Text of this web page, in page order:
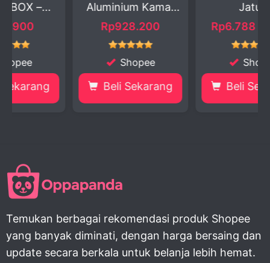
Aluminium Kamar
Mandi 7...
Rp928.200
Beli Sekarang
Rp6.788 - 7.900
Beli Sekarang
Temukan berbagai rekomendasi produk Shopee
yang banyak diminati, dengan harga bersaing dan
update secara berkala untuk belanja lebih hemat.